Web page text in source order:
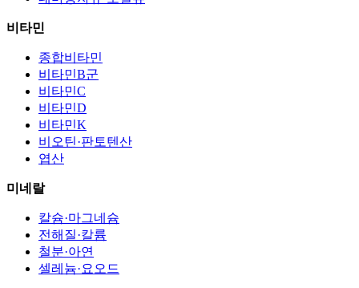
비타민
종합비타민
비타민B군
비타민C
비타민D
비타민K
비오틴·판토텐산
엽산
미네랄
칼슘·마그네슘
전해질·칼륨
철분·아연
셀레늄·요오드